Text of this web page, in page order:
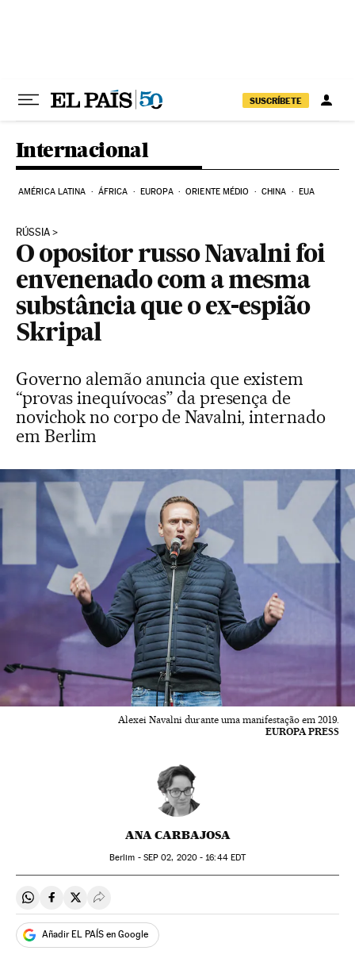
SUSCRÍBETE
Internacional
AMÉRICA LATINA ÁFRICA EUROPA ORIENTE MÉDIO CHINA EUA
RÚSSIA
O opositor russo Navalni foi
envenenado com a mesma
substância que o ex-espião
Skripal
Governo alemão anuncia que existem
“provas inequívocas” da presença de
novichok no corpo de Navalni, internado
em Berlim
Alexei Navalni durante uma manifestação em 2019.
EUROPA PRESS
ANA CARBAJOSA
Berlim - SEP 02, 2020 - 16:44EDT
Compartir en Whatsapp
Compartir en Facebook
Compartir en Twitter
Desplegar Redes Sociales
Añadir EL PAÍS en Google